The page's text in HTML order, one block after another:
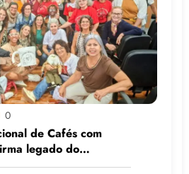
0
de Cafés com
legado do